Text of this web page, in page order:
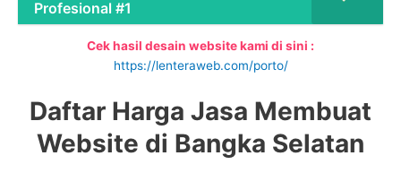
Profesional #1
Cek hasil desain website kami di sini :
https://lenteraweb.com/porto/
Daftar Harga Jasa Membuat
Website di Bangka Selatan